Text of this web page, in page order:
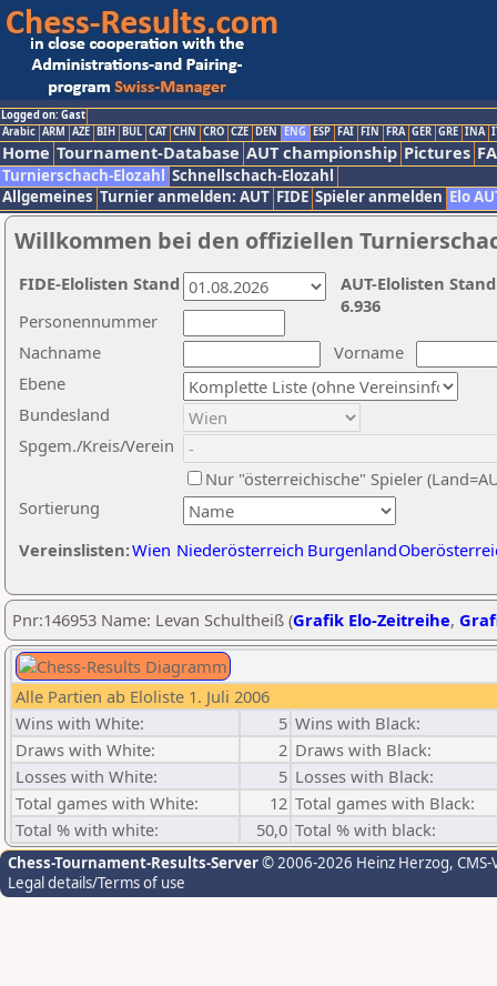
Logged on: Gast
Arabic ARM AZE BIH BUL CAT CHN CRO CZE DEN ENG ESP FAI FIN FRA GER GRE INA
Home Tournament-Database AUT championship Pictures
Turnierschach-Elozahl Schnellschach-Elozahl
Allgemeines Turnier anmelden: AUT FIDE Spieler anmelden Elo
Willkommen bei den offiziellen
Nachname
Vorname
Ebene
Sortierung
Personennummer
Bundesland
Spgem./Kreis/Verein
Nur "österreichische" Spieler
Vereinslisten:Wien Niederösterreich Burgenland
AUT-Elolisten
6.936
FIDE-Elolisten Stand
Pnr:146953 Name: Levan Schultheiß (Grafik Elo-Zeitreihe,
Alle Partien ab Eloliste 1. Juli 2006
Wins with White:
5 Wins with Black:
Draws with White:
2 Draws with Black:
Losses with White:
5 Losses with Black:
Total games with White:
12 Total games with Black:
Total % with white:
50,0 Total % with black:
Chess-Tournament-Results-Server© 2006-2026 Heinz Herzog,
Legal details/Terms of use